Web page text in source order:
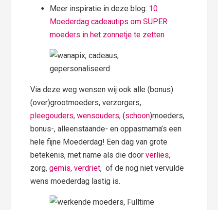
Meer inspiratie in deze blog: 10
Moederdag cadeautips om SUPER
moeders in het zonnetje te zetten
Via deze weg wensen wij ook alle (bonus)
(over)grootmoeders, verzorgers,
pleegouders,wensouders, (schoon)moeders,
bonus-, alleenstaande- en oppasmama’s een
hele fijne Moederdag! Een dag van grote
betekenis, met name als die doorverlies,
zorg,gemis,verdriet, of de nog niet vervulde
wens moederdag lastig is.